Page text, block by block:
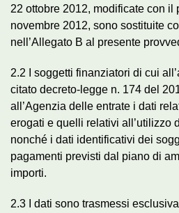
22 ottobre 2012, modificate con il
novembre 2012, sono sostituite
nell’Allegato B al presente
2.2 I soggetti finanziatori di cui
citato decreto-legge n. 174 del
all’Agenzia delle entrate i dati
erogati e quelli relativi all’utilizzo
nonché i dati identificativi dei
pagamenti previsti dal piano di
importi.
2.3 I dati sono trasmessi